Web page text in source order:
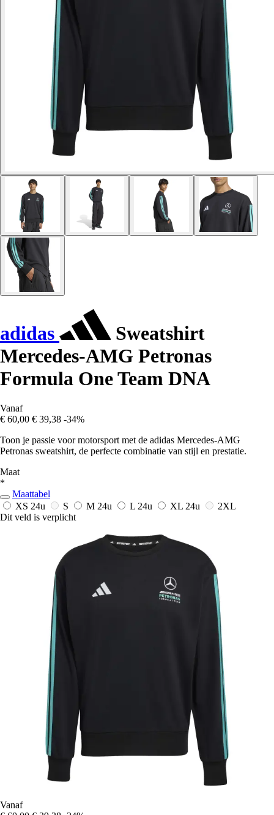
adidas
Sweatshirt
Mercedes-AMG Petronas
Formula One Team DNA
Vanaf
€ 60,00 € 39,38 -34%
Toon je passie voor motorsport met de adidas Mercedes-AMG
Petronas sweatshirt, de perfecte combinatie van stijl en prestatie.
Maat
*
Maattabel
XS 24u S M 24u L 24u XL 24u
2XL
Dit veld is verplicht
Vanaf